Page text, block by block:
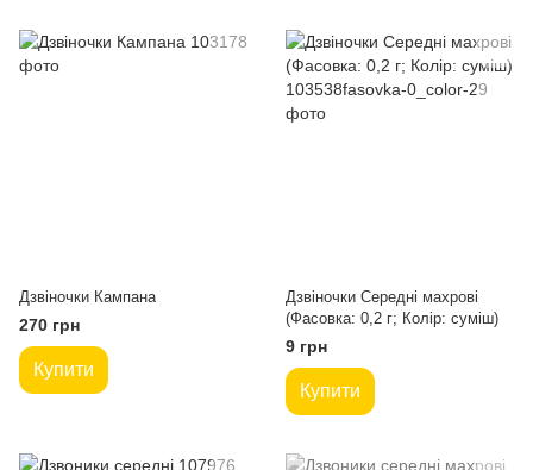
Дзвіночки Кампана
270 грн
Купити
Дзвіночки Середні махрові
(Фасовка: 0,2 г; Колір: суміш)
9 грн
Купити